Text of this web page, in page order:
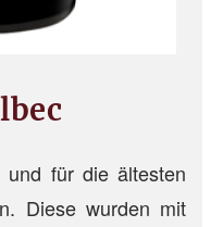
für die ältesten
Diese wurden mit